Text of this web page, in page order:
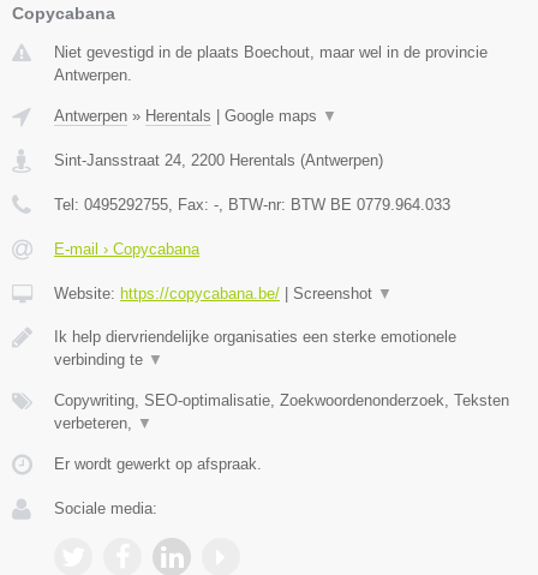
Copycabana
Niet gevestigd in de plaats Boechout, maar wel in de provincie
Antwerpen.
Antwerpen » Herentals Google maps ▼
Sint-Jansstraat 24, 2200 Herentals (Antwerpen)
Tel: 0495292755, Fax: -, BTW-nr: BTW BE 0779.964.033
E-mail › Copycabana
Website: https://copycabana.be/ Screenshot ▼
Ik help diervriendelijke organisaties een sterke emotionele
verbinding te ▼
Copywriting, SEO-optimalisatie, Zoekwoordenonderzoek, Teksten
verbeteren, ▼
Er wordt gewerkt op afspraak.
Sociale media: